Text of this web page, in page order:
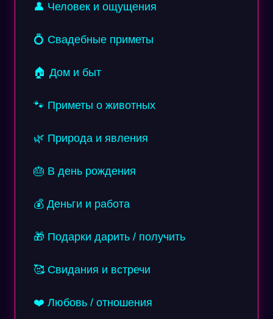
👤 Человек и ощущения
💍 Свадебные приметы
🏠 Дом и быт
🐾 Приметы о животных
🌿 Природа и явления
🎂 В день рождения
💰 Деньги и работа
🎁 Подарки дарить / получить
🥰 Свидания и встречи
❤️ Любовь / отношения